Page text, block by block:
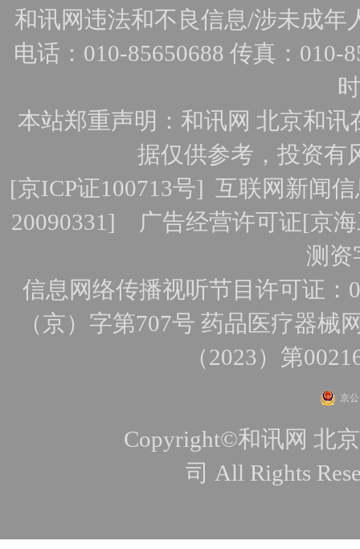
和讯网违法和不良信息/涉未成年
电话：010-85650688 传真：010-
本站郑重声明：和讯网 北京和
据仅供参考，投资有
[京ICP证100713号]互联网新闻
20090331] 广告经营许可证[京
测资
信息网络传播视听节目许可证：
（京）字第707号 药品医疗器械
（2023）第
京
Copyright©和讯网 北
司 All Rights